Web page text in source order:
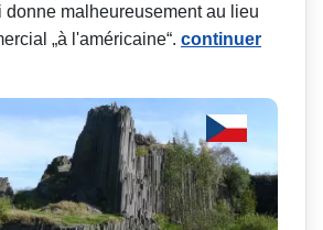
donne malheureusement au lieu
„à l'américaine“. continuer